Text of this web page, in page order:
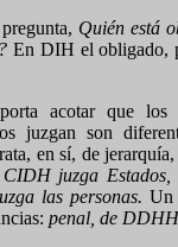
Quién está
En DIH el obligado,
acotar que
juzgan son
en sí, de
juzga
las personas.Un
penal, de